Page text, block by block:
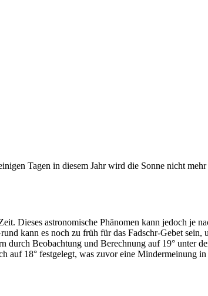
Tagen in diesem Jahr wird die Sonne nicht
Dieses astronomische Phänomen kann jedoch je
kann es noch zu früh für das Fadschr-Gebet sein,
durch Beobachtung und Berechnung auf 19° unter
auf 18° festgelegt, was zuvor eine Mindermeinung